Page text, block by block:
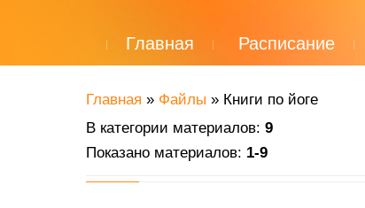
Главная Расписание
Главная » Файлы » Книги по йоге
В категории материалов: 9
Показано материалов: 1-9